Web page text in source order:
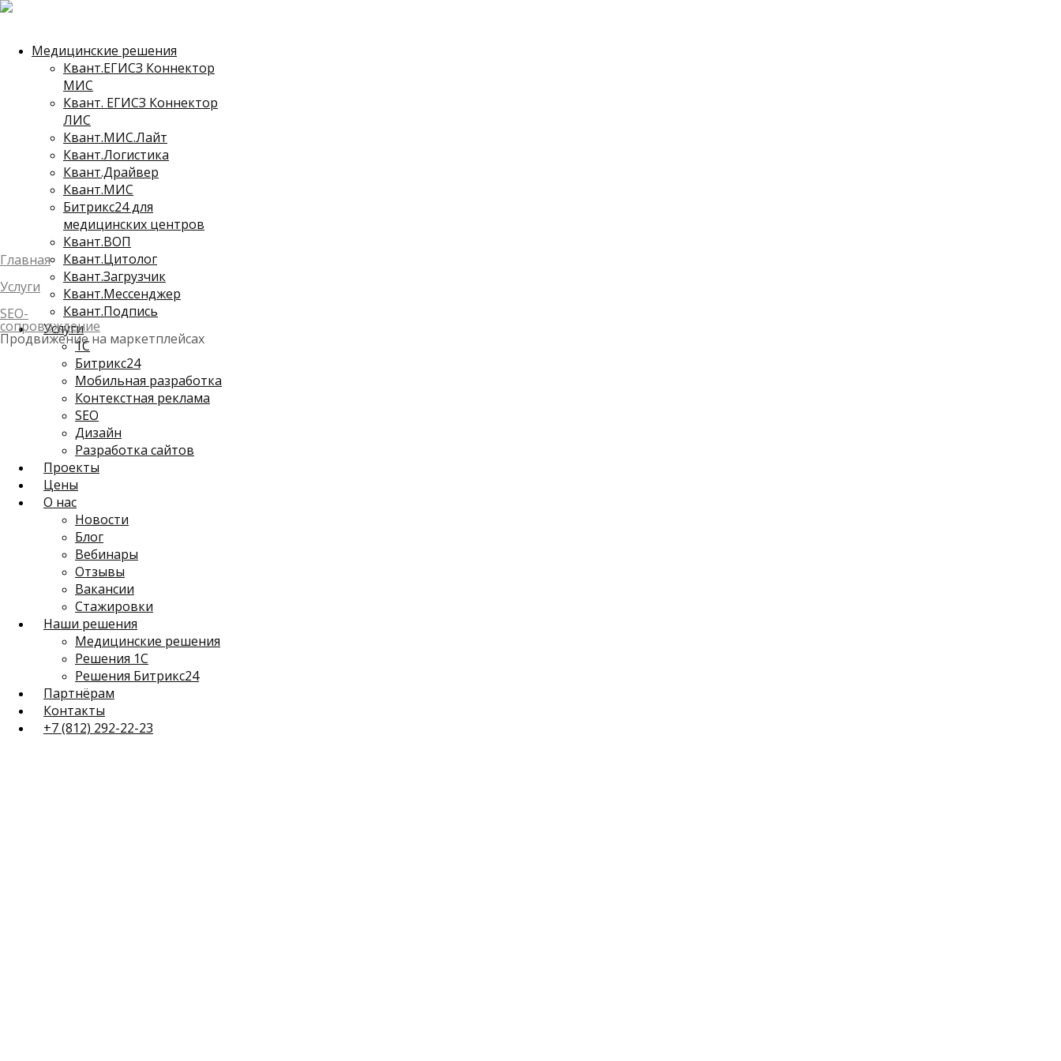
Медицинские решения
Квант.ЕГИСЗ Коннектор
МИС
Квант. ЕГИСЗ Коннектор
ЛИС
Квант.МИС.Лайт
Квант.Логистика
Квант.Драйвер
Квант.МИС
Битрикс24 для
медицинских центров
Квант.ВОП
Квант.Цитолог
Квант.Загрузчик
Квант.Мессенджер
Квант.Подпись
Услуги
1C
Битрикс24
Мобильная разработка
Контекстная реклама
SEO
Дизайн
Разработка сайтов
Проекты
Цены
О нас
Новости
Блог
Вебинары
Отзывы
Вакансии
Стажировки
Наши решения
Медицинские решения
Решения 1С
Решения Битрикс24
Партнёрам
Контакты
+7 (812) 292-22-23
Главная
Услуги
SEO-
сопровождение
Продвижение на маркетплейсах